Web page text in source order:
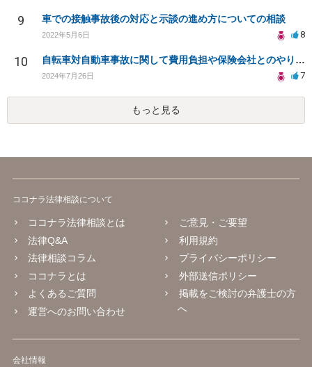
9 車での接触事故後の対応と示談の進め方についての相談
2022年5月6日 8
10 自転車対自動車事故に関して費用負担や保険会社とのやり取りについて
2024年7月26日 7
もっと見る
ココナラ法律相談について
ココナラ法律相談とは
法律Q&A
法律相談コラム
ココナラとは
よくあるご質問
運営へのお問い合わせ
ご意見・ご要望
利用規約
プライバシーポリシー
外部送信ポリシー
掲載をご検討の弁護士の方
へ
会社情報